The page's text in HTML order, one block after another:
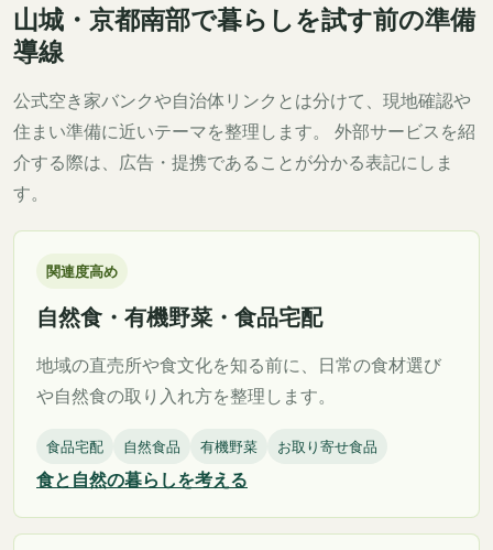
山城・京都南部で暮らしを試す前の準備
導線
公式空き家バンクや自治体リンクとは分けて、現地確認や
住まい準備に近いテーマを整理します。 外部サービスを紹
介する際は、広告・提携であることが分かる表記にしま
す。
関連度高め
自然食・有機野菜・食品宅配
地域の直売所や食文化を知る前に、日常の食材選び
や自然食の取り入れ方を整理します。
食品宅配 自然食品 有機野菜 お取り寄せ食品
食と自然の暮らしを考える